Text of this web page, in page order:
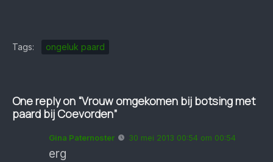
Tags: ongeluk paard
One reply on “Vrouw omgekomen bij botsing met
paard bij Coevorden”
Gina Paternoster 30 mei 2013 00:54 om 00:54
erg